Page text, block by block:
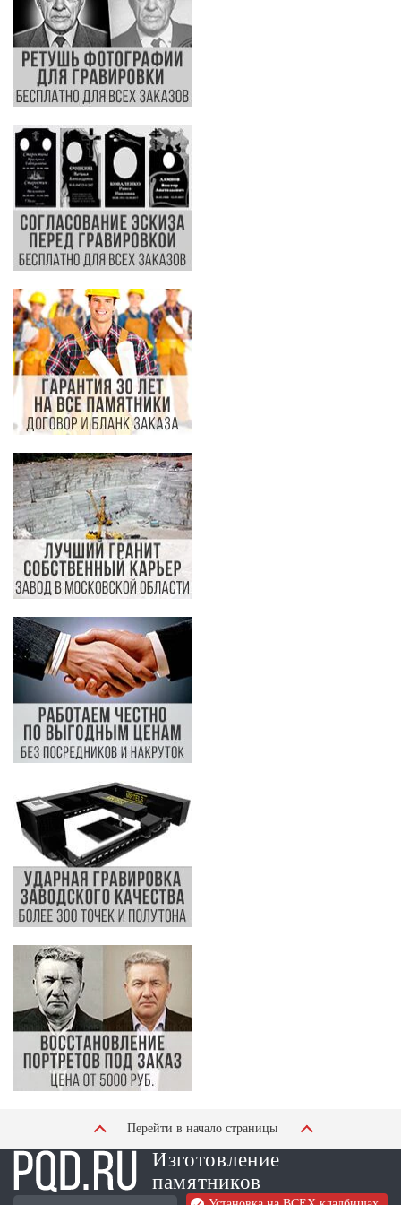
Перейти в начало страницы
Изготовление
памятников